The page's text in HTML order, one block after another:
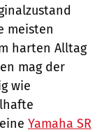
meisten
harten Alltag
mag der
wie
Yamaha SR